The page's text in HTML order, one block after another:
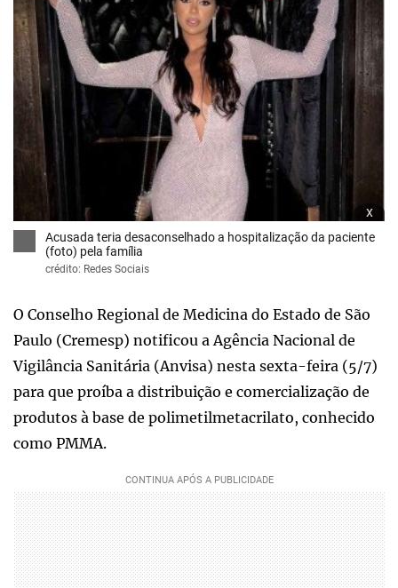
x
Acusada teria desaconselhado a hospitalização da paciente
(foto) pela família
crédito: Redes Sociais
O Conselho Regional de Medicina do Estado de São
Paulo (Cremesp) notificou a Agência Nacional de
Vigilância Sanitária (Anvisa) nesta sexta-feira (5/7)
para que proíba a distribuição e comercialização de
produtos à base de polimetilmetacrilato, conhecido
como PMMA.